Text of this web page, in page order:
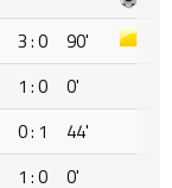
3 : 0
90'
1 : 0
0'
0 : 1
44'
1 : 0
0'